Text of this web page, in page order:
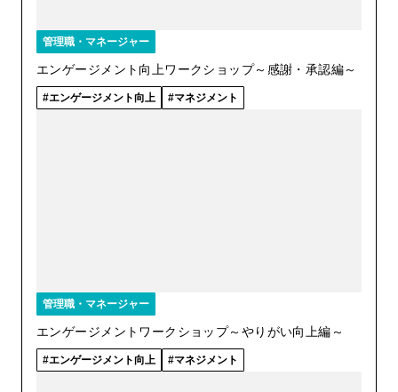
管理職・マネージャー
エンゲージメント向上ワークショップ～感謝・承認編～
エンゲージメント向上 マネジメント
管理職・マネージャー
エンゲージメントワークショップ～やりがい向上編～
エンゲージメント向上 マネジメント